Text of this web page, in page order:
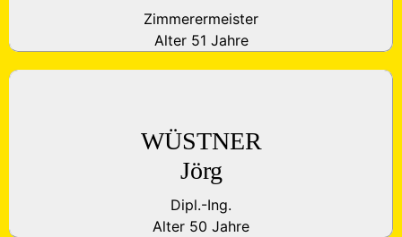
Zimmerermeister
Alter 51 Jahre
WÜSTNER
Jörg
Dipl.-Ing.
Alter 50 Jahre